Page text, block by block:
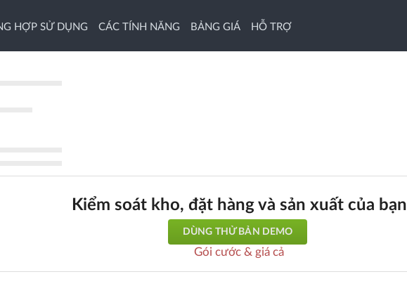
HỢP SỬ DỤNG CÁC TÍNH NĂNG BẢNG GIÁ HỖ TRỢ
Kiểm soát kho, đặt hàng và sản xuất của bạn
DÙNG THỬ BẢN DEMO
Gói cước & giá cả